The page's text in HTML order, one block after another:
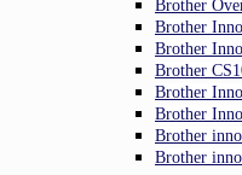
Brother
Brother
Brother
Brother
Brother
Brother
Brother
Brother